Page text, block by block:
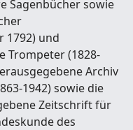
Sagenbücher sowie
1792) und
Trompeter (1828-
Archiv
1942) sowie die
Zeitschrift für
des